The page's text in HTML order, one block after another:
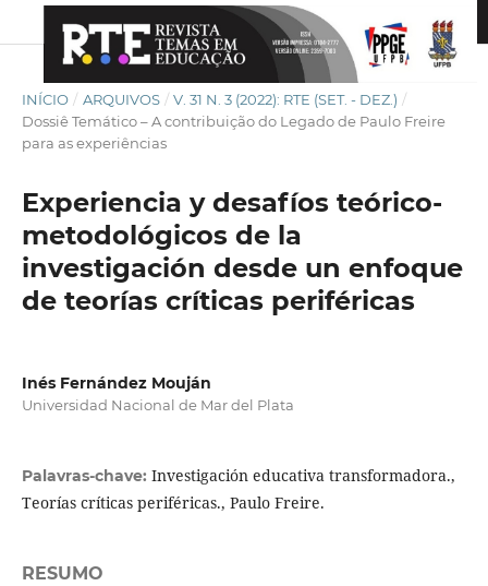
INÍCIO / ARQUIVOS / V. 31 N. 3 (2022): RTE (SET. - DEZ.) /
Dossiê Temático – A contribuição do Legado de Paulo Freire
para as experiências
Experiencia y desafíos teórico-
metodológicos de la
investigación desde un enfoque
de teorías críticas periféricas
Inés Fernández Mouján
Universidad Nacional de Mar del Plata
Palavras-chave: Investigación educativa transformadora.,
Teorías críticas periféricas., Paulo Freire.
RESUMO